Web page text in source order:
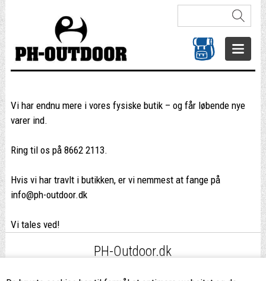
Vi har endnu mere i vores fysiske butik – og får løbende nye
varer ind.
Ring til os på 8662 2113.
Hvis vi har travlt i butikken, er vi nemmest at fange på
info@ph-outdoor.dk
Vi tales ved!
PH-Outdoor.dk